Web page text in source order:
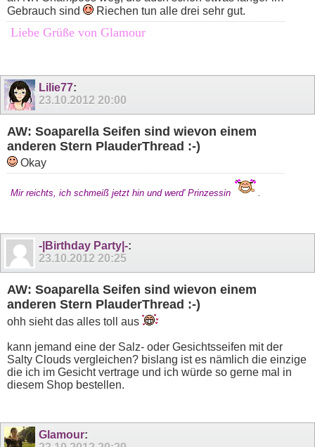
Gebrauch sind
Riechen tun alle drei sehr gut.
Liebe Grüße von Glamour
Lilie77:
23.10.2012 20:00
AW: Soaparella Seifen sind wievon einem
anderen Stern PlauderThread :-)
Okay
Mir reichts, ich schmeiß jetzt hin und werd' Prinzessin .
-|Birthday Party|-:
23.10.2012 20:25
AW: Soaparella Seifen sind wievon einem
anderen Stern PlauderThread :-)
ohh sieht das alles toll aus
kann jemand eine der Salz- oder Gesichtsseifen mit der
Salty Clouds vergleichen? bislang ist es nämlich die einzige
die ich im Gesicht vertrage und ich würde so gerne mal in
diesem Shop bestellen.
Glamour: